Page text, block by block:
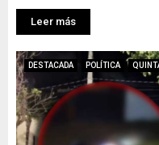
Leer más
DESTACADA POLÍTICA